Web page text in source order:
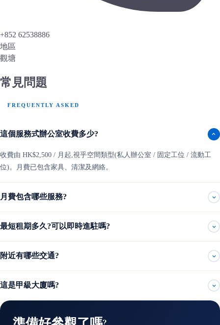
+852 62538886
地區
觀塘
常見問題
FREQUENTLY ASKED
這個服務式辦公室收費多少?
收費由 HK$2,500 / 月起,視乎空間類型(私人辦公室 / 固定工位 / 流動工
位)。月費已包含家具、清潔及網絡。
月費包含哪些服務?
最短租期多久?可以即時進駐嗎?
附近有哪些交通?
這是甲級大廈嗎?